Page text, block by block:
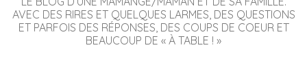
AVEC DES RIRES ET QUELQUES LARMES, DES QUESTIONS
ET PARFOIS DES RÉPONSES, DES COUPS DE COEUR ET
BEAUCOUP DE « À TABLE ! »